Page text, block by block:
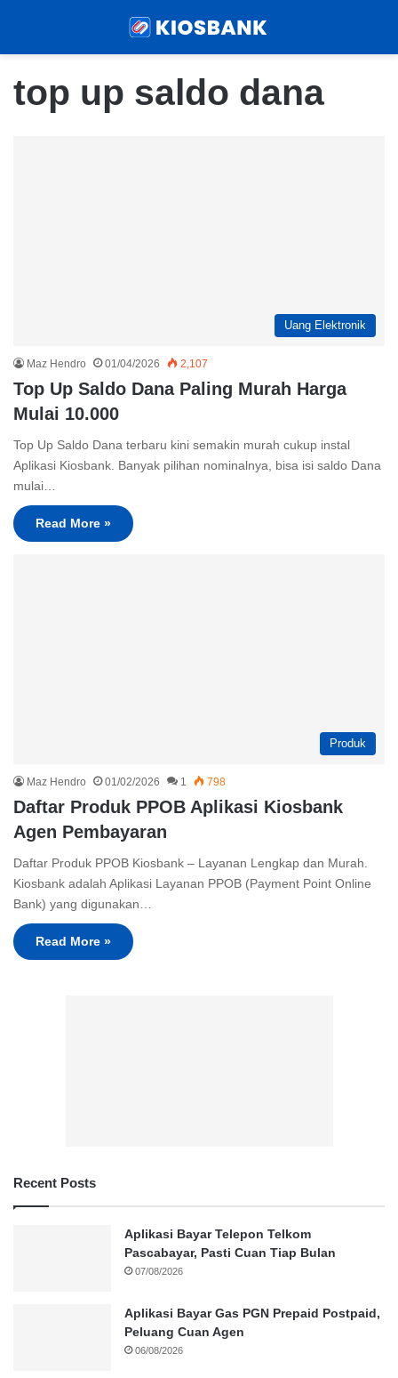
top up saldo dana
Uang Elektronik
Maz Hendro 01/04/2026 2,107
Top Up Saldo Dana Paling Murah Harga
Mulai 10.000
Top Up Saldo Dana terbaru kini semakin murah cukup instal
Aplikasi Kiosbank. Banyak pilihan nominalnya, bisa isi saldo Dana
mulai…
Read More »
Produk
Maz Hendro 01/02/2026 1 798
Daftar Produk PPOB Aplikasi Kiosbank
Agen Pembayaran
Daftar Produk PPOB Kiosbank – Layanan Lengkap dan Murah.
Kiosbank adalah Aplikasi Layanan PPOB (Payment Point Online
Bank) yang digunakan…
Read More »
Recent Posts
Aplikasi Bayar Telepon Telkom
Pascabayar, Pasti Cuan Tiap Bulan
07/08/2026
Aplikasi Bayar Gas PGN Prepaid Postpaid,
Peluang Cuan Agen
06/08/2026